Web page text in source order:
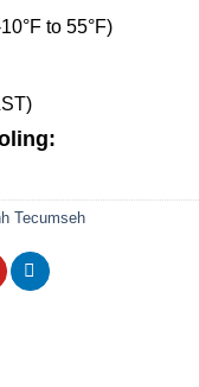
to 55°F)
Tecumseh